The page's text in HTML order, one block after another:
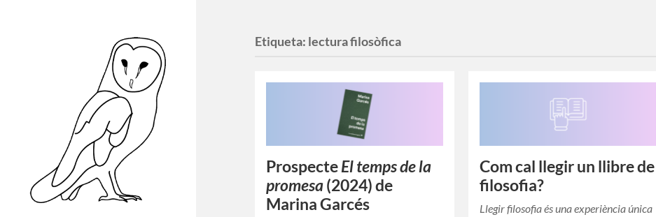
Etiqueta: lectura filosòfica
ProspecteEl temps de la
promesa(2024) de
Marina Garcés
Com cal llegir un llibre de
filosofia?
Llegir filosofia és una experiència única